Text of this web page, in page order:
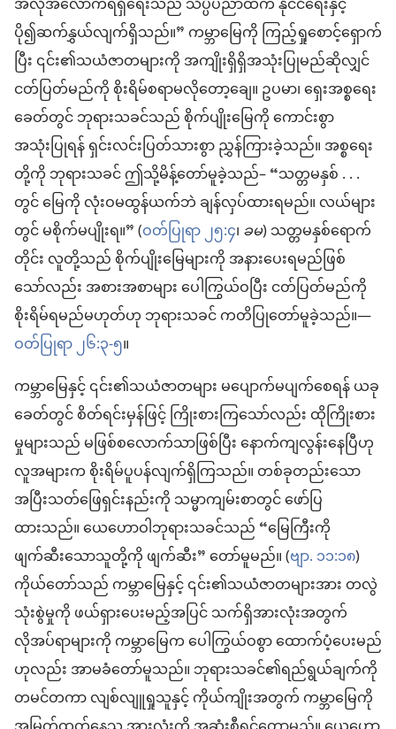
ပို၍ဆက်နွှယ်လျက်ရှိသည်။” ကမ္ဘာမြေကို ကြည့်ရှုစောင့်ရှောက်
ပြီး ၎င်း၏သယံဇာတများကို အကျိုးရှိရှိအသုံးပြုမည်ဆိုလျှင်
ငတ်ပြတ်မည်ကို စိုးရိမ်စရာမလိုတော့ချေ။ ဥပမာ၊ ရှေးအစ္စရေး
ခေတ်တွင် ဘုရားသခင်သည် စိုက်ပျိုးမြေကို ကောင်းစွာ
အသုံးပြုရန် ရှင်းလင်းပြတ်သားစွာ ညွှန်ကြားခဲ့သည်။ အစ္စရေး
တို့ကို ဘုရားသခင် ဤသို့မိန့်တော်မူခဲ့သည်– “သတ္တမနှစ် . . .
တွင် မြေကို လုံးဝမထွန်ယက်ဘဲ ချန်လှပ်ထားရမည်။ လယ်များ
တွင် မစိုက်မပျိုးရ။” (ဝတ်ပြုရာ ၂၅:၄၊ခမ) သတ္တမနှစ်ရောက်
တိုင်း လူတို့သည် စိုက်ပျိုးမြေများကို အနားပေးရမည်ဖြစ်
သော်လည်း အစားအစာများ ပေါကြွယ်ဝပြီး ငတ်ပြတ်မည်ကို
စိုးရိမ်ရမည်မဟုတ်ဟု ဘုရားသခင် ကတိပြုတော်မူခဲ့သည်။—
ဝတ်ပြုရာ ၂၆:၃-၅။
ကမ္ဘာမြေနှင့် ၎င်း၏သယံဇာတများ မပျောက်မပျက်စေရန် ယခု
ခေတ်တွင် စိတ်ရင်းမှန်ဖြင့် ကြိုးစားကြသော်လည်း ထိုကြိုးစား
မှုများသည် မဖြစ်စလောက်သာဖြစ်ပြီး နောက်ကျလွန်းနေပြီဟု
လူအများက စိုးရိမ်ပူပန်လျက်ရှိကြသည်။ တစ်ခုတည်းသော
အပြီးသတ်ဖြေရှင်းနည်းကို သမ္မာကျမ်းစာတွင် ဖော်ပြ
ထားသည်။ ယေဟောဝါဘုရားသခင်သည် “မြေကြီးကို
ဖျက်ဆီးသောသူတို့ကို ဖျက်ဆီး” တော်မူမည်။ (ဗျာ. ၁၁:၁၈)
ကိုယ်တော်သည် ကမ္ဘာမြေနှင့် ၎င်း၏သယံဇာတများအား တလွဲ
သုံးစွဲမှုကို ဖယ်ရှားပေးမည့်အပြင် သက်ရှိအားလုံးအတွက်
လိုအပ်ရာများကို ကမ္ဘာမြေက ပေါကြွယ်ဝစွာ ထောက်ပံ့ပေးမည်
ဟုလည်း အာမခံတော်မူသည်။ ဘုရားသခင်၏ရည်ရွယ်ချက်ကို
တမင်တကာ လျစ်လျူရှုသူနှင့် ကိုယ်ကျိုးအတွက် ကမ္ဘာမြေကို